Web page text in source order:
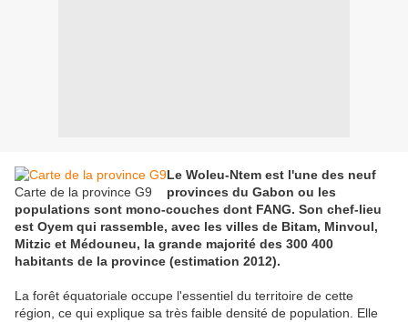
Carte de la province G9
Le Woleu-Ntem est l'une des neuf
provinces du Gabon ou les
populations sont mono-couches dont FANG. Son chef-lieu
est Oyem qui rassemble, avec les villes de Bitam, Minvoul,
Mitzic et Médouneu, la grande majorité des 300 400
habitants de la province (estimation 2012).
La forêt équatoriale occupe l'essentiel du territoire de cette
région, ce qui explique sa très faible densité de population. Elle